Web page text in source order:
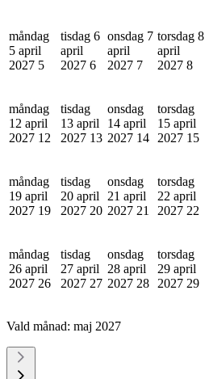
måndag
5 april
2027 5
tisdag 6
april
2027 6
onsdag 7
april
2027 7
torsdag 8
april
2027 8
måndag
12 april
2027 12
tisdag
13 april
2027 13
onsdag
14 april
2027 14
torsdag
15 april
2027 15
måndag
19 april
2027 19
tisdag
20 april
2027 20
onsdag
21 april
2027 21
torsdag
22 april
2027 22
måndag
26 april
2027 26
tisdag
27 april
2027 27
onsdag
28 april
2027 28
torsdag
29 april
2027 29
Vald månad: maj 2027